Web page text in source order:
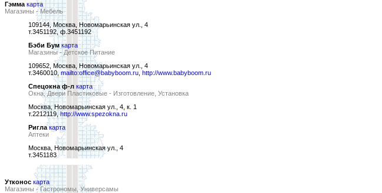
Гэмма карта
Магазины - Мебель
109144, Москва, Новомарьинская ул., 4
т.3451192, ф.3451192
Бэби Бум карта
Магазины - Детское Питание
109652, Москва, Новомарьинская ул., 4
т.3460010,mailto:office@babyboom.ru http://www.babyboom.ru
Спецокна ф-л карта
Окна, Двери Пластиковые - Изготовление, Установка
Москва, Новомарьинская ул., 4, к. 1
т.2212119,http://www.spezokna.ru
Ригла карта
Аптеки
Москва, Новомарьинская ул., 4
т.3451183
Утконос карта
Магазины - Гастрономы, Универсамы